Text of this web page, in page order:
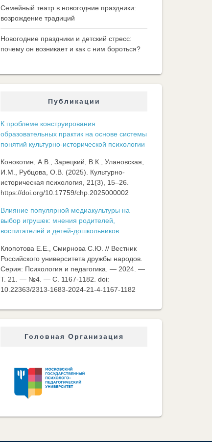
Семейный театр в новогодние праздники:
возрождение традиций
Новогодние праздники и детский стресс:
почему он возникает и как с ним бороться?
Публикации
К проблеме конструирования
образовательных практик на основе системы
понятий культурно-исторической психологии
Конокотин, А.В., Зарецкий, В.К., Улановская,
И.М., Рубцова, О.В. (2025). Культурно-
историческая психология, 21(3), 15–26.
https://doi.org/10.17759/chp.2025000002
Влияние популярной медиакультуры на
выбор игрушек: мнения родителей,
воспитателей и детей-дошкольников
Клопотова Е.Е., Смирнова С.Ю. // Вестник
Российского университета дружбы народов.
Серия: Психология и педагогика. — 2024. —
Т. 21. — №4. — C. 1167-1182. doi:
10.22363/2313-1683-2024-21-4-1167-1182
Головная Организация